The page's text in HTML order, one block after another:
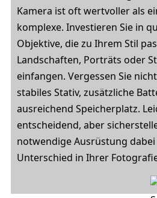
Kamera ist oft wertvoller als
komplexe. Investieren Sie in
Objektive, die zu Ihrem Stil
Landschaften, Porträts oder
einfangen. Vergessen Sie
stabiles Stativ, zusätzliche
ausreichend Speicherplatz.
entscheidend, aber
notwendige Ausrüstung
Unterschied in Ihrer